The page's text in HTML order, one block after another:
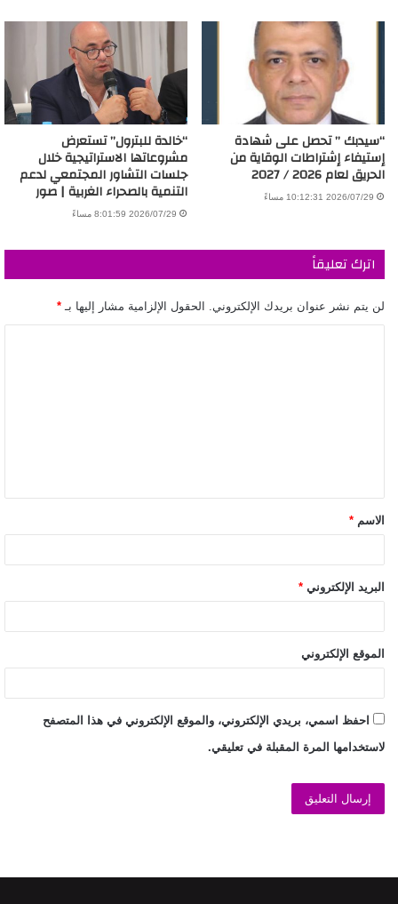
“سيدبك ” تحصل على شهادة
إستيفاء إشتراطات الوقاية من
الحريق لعام 2026 / 2027
2026/07/29 10:12:31 مساءً
“خالدة للبترول” تستعرض
مشروعاتها الاستراتيجية خلال
جلسات التشاور المجتمعي لدعم
التنمية بالصحراء الغربية | صور
2026/07/29 8:01:59 مساءً
اترك تعليقاً
لن يتم نشر عنوان بريدك الإلكتروني. الحقول الإلزامية مشار إليها بـ *
الاسم *
البريد الإلكتروني *
الموقع الإلكتروني
احفظ اسمي، بريدي الإلكتروني، والموقع الإلكتروني في هذا المتصفح
لاستخدامها المرة المقبلة في تعليقي.